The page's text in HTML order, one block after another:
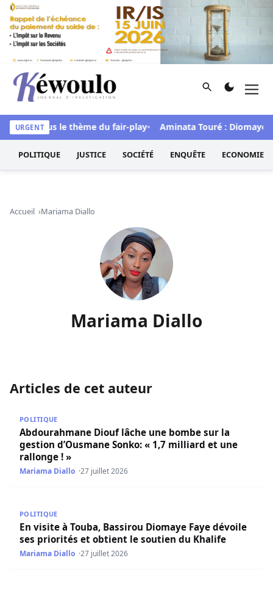
Aller au contenu
Kéwoulo, le premier site d'information et d'investigation
Rechercher
URGENTsous le thème du fair-play Aminata Touré : Diomaye
POLITIQUE JUSTICE SOCIÉTÉ ENQUÊTE ECONOMIE
Accueil Mariama Diallo
Mariama Diallo
Articles de cet auteur
POLITIQUE
Abdourahmane Diouf lâche une bombe sur la
gestion d’Ousmane Sonko: « 1,7 milliard et une
rallonge ! »
Mariama Diallo 27 juillet 2026
POLITIQUE
En visite à Touba, Bassirou Diomaye Faye dévoile
ses priorités et obtient le soutien du Khalife
Mariama Diallo 27 juillet 2026